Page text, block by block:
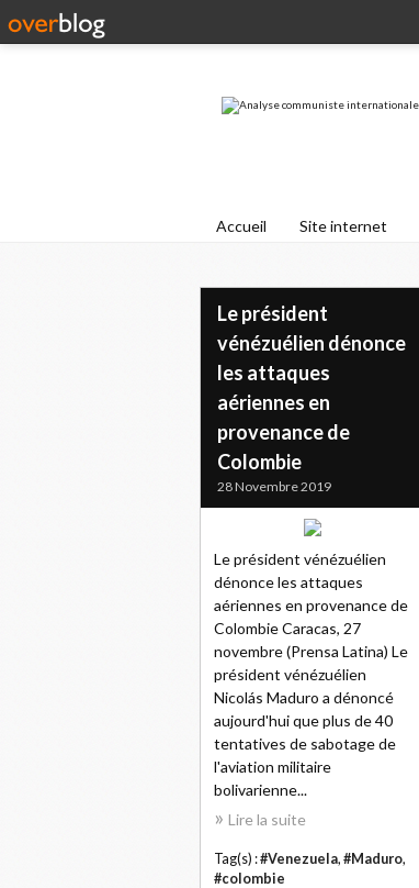
Accueil Site internet
Le président
vénézuélien dénonce
les attaques
aériennes en
provenance de
Colombie
28 Novembre 2019
Le président vénézuélien
dénonce les attaques
aériennes en provenance de
Colombie Caracas, 27
novembre (Prensa Latina) Le
président vénézuélien
Nicolás Maduro a dénoncé
aujourd'hui que plus de 40
tentatives de sabotage de
l'aviation militaire
bolivarienne...
Lire la suite
Tag(s) :#Venezuela, #Maduro,
#colombie